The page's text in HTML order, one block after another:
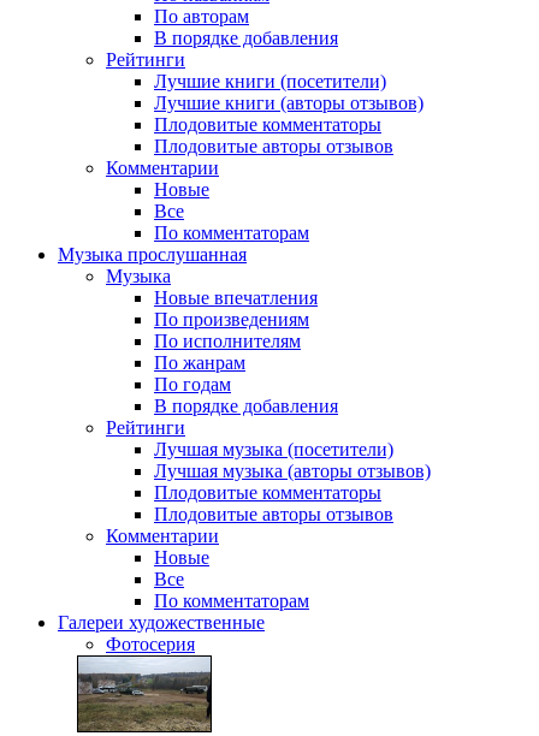
По авторам
В порядке добавления
Рейтинги
Лучшие книги (посетители)
Лучшие книги (авторы отзывов)
Плодовитые комментаторы
Плодовитые авторы отзывов
Комментарии
Новые
Все
По комментаторам
Музыка прослушанная
Музыка
Новые впечатления
По произведениям
По исполнителям
По жанрам
По годам
В порядке добавления
Рейтинги
Лучшая музыка (посетители)
Лучшая музыка (авторы отзывов)
Плодовитые комментаторы
Плодовитые авторы отзывов
Комментарии
Новые
Все
По комментаторам
Галереи художественные
Фотосерия